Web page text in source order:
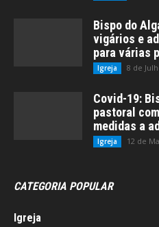
Bispo do
vigários e
para várias
Igreja 8 de
Covid-19:
pastoral
medidas a
Igreja 12 de
CATEGORIA POPULAR
Igreja